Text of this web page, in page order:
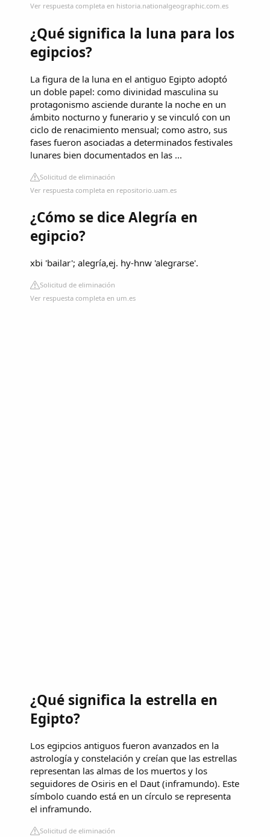
Ver respuesta completa en historia.nationalgeographic.com.es
¿Qué significa la luna para los
egipcios?
La figura de la luna en el antiguo Egipto adoptó
un doble papel: como divinidad masculina su
protagonismo asciende durante la noche en un
ámbito nocturno y funerario y se vinculó con un
ciclo de renacimiento mensual; como astro, sus
fases fueron asociadas a determinados festivales
lunares bien documentados en las ...
Solicitud de eliminación
Ver respuesta completa en repositorio.uam.es
¿Cómo se dice Alegría en
egipcio?
xbi 'bailar'; alegría,ej. hy-hnw 'alegrarse'.
Solicitud de eliminación
Ver respuesta completa en um.es
¿Qué significa la estrella en
Egipto?
Los egipcios antiguos fueron avanzados en la
astrología y constelación y creían que las estrellas
representan las almas de los muertos y los
seguidores de Osiris en el Daut (inframundo). Este
símbolo cuando está en un círculo se representa
el inframundo.
Solicitud de eliminación